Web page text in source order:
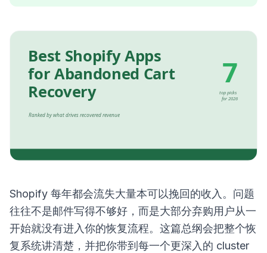
Shopify 每年都会流失大量本可以挽回的收入。问题
往往不是邮件写得不够好，而是大部分弃购用户从一
开始就没有进入你的恢复流程。这篇总纲会把整个恢
复系统讲清楚，并把你带到每一个更深入的 cluster